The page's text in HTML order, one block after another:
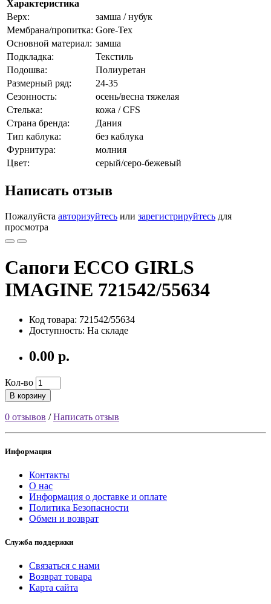
Характеристика
Верх:
замша / нубук
Мембрана/пропитка: Gore-Tex
Основной материал: замша
Подкладка:
Текстиль
Подошва:
Полиуретан
Размерный ряд:
24-35
Сезонность:
осень/весна тяжелая
Стелька:
кожа / CFS
Страна бренда:
Дания
Тип каблука:
без каблука
Фурнитура:
молния
Цвет:
серый/серо-бежевый
Написать отзыв
Пожалуйста авторизуйтесь или зарегистрируйтесь для
просмотра
Сапоги ECCO GIRLS
IMAGINE 721542/55634
Код товара: 721542/55634
Доступность: На складе
0.00 р.
Кол-во
В корзину
0 отзывов /Написать отзыв
Информация
Контакты
О нас
Информация о доставке и оплате
Политика Безопасности
Обмен и возврат
Служба поддержки
Связаться с нами
Возврат товара
Карта сайта